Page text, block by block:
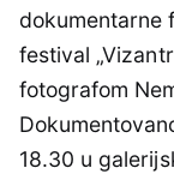
dokumentarne
festival
fotografom
18.30 u